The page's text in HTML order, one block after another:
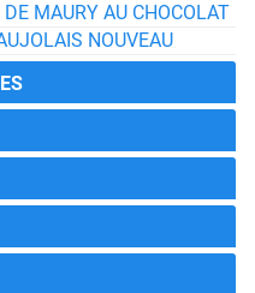
MAURY AU CHOCOLAT
NOUVEAU